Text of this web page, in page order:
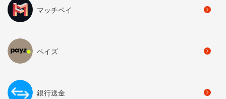
マッチペイ
ペイズ
銀行送金